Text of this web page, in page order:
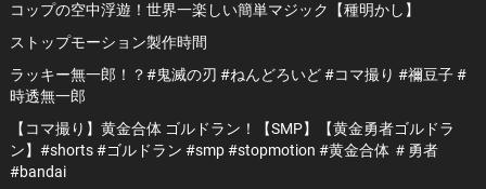
コップの空中浮遊！世界一楽しい簡単マジック【種明かし】
ストップモーション製作時間
ラッキー無一郎！？#鬼滅の刃 #ねんどろいど #コマ撮り #禰豆子 #
時透無一郎
【コマ撮り】黄金合体 ゴルドラン！【SMP】【黄金勇者ゴルドラ
ン】#shorts #ゴルドラン #smp #stopmotion #黄金合体 ＃勇者
#bandai